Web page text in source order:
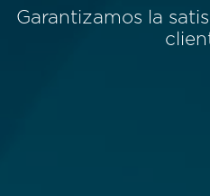
Garantizamos la